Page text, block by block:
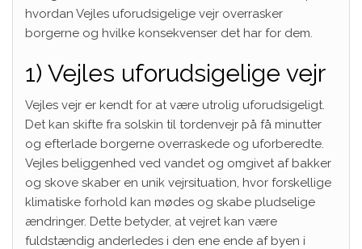
hvordan Vejles uforudsigelige vejr overrasker
borgerne og hvilke konsekvenser det har for dem.
1) Vejles uforudsigelige vejr
Vejles vejr er kendt for at være utrolig uforudsigeligt.
Det kan skifte fra solskin til tordenvejr på få minutter
og efterlade borgerne overraskede og uforberedte.
Vejles beliggenhed ved vandet og omgivet af bakker
og skove skaber en unik vejrsituation, hvor forskellige
klimatiske forhold kan mødes og skabe pludselige
ændringer. Dette betyder, at vejret kan være
fuldstændig anderledes i den ene ende af byen i